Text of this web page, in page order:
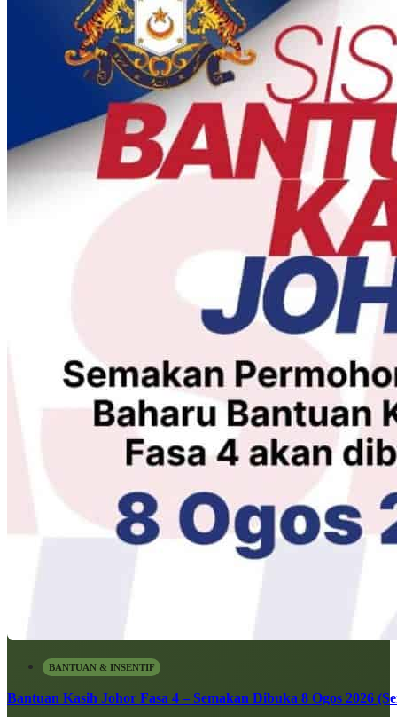
BANTUAN & INSENTIF
Bantuan Kasih Johor Fasa 4 – Semakan Dibuka 8 Ogos 2026